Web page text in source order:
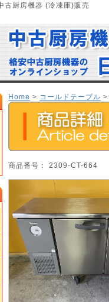
古厨房機器 (冷凍庫)販売
Home > コールドテーブル >
商品番号： 2309-CT-664